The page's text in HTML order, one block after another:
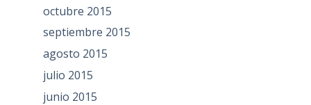
octubre 2015
septiembre 2015
agosto 2015
julio 2015
junio 2015